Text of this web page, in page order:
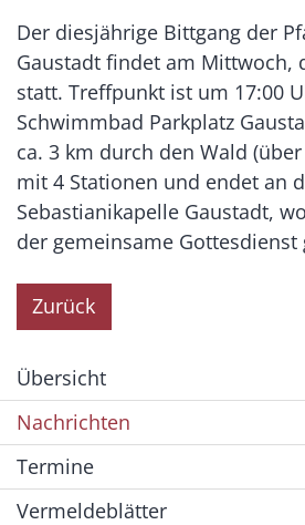
Der diesjährige Bittgang der
Gaustadt findet am Mittwoch,
statt. Treffpunkt ist um 17:00
Schwimmbad Parkplatz
ca. 3 km durch den Wald
mit 4 Stationen und endet an
Sebastianikapelle Gaustadt,
der gemeinsame
Zurück
Übersicht
Nachrichten
Termine
Vermeldeblätter